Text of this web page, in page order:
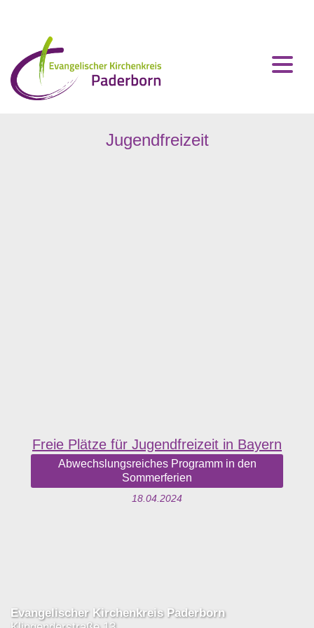
Jugendfreizeit
Freie Plätze für Jugendfreizeit in Bayern
Abwechslungsreiches Programm in den
Sommerferien
18.04.2024
Evangelischer Kirchenkreis Paderborn